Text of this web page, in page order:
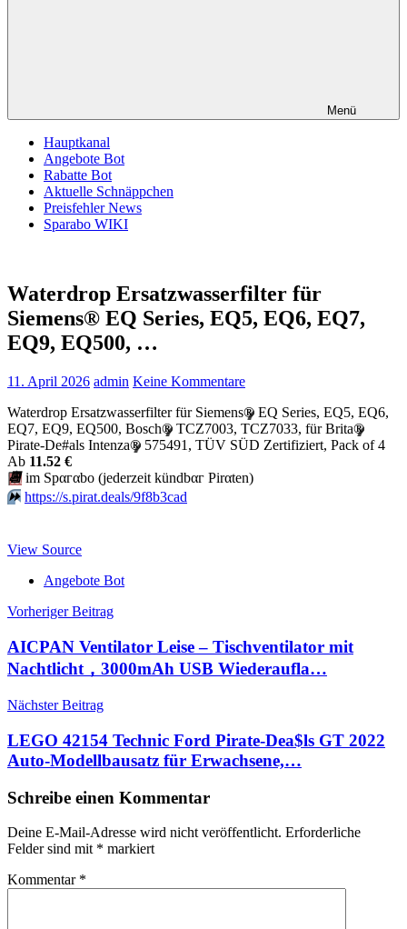
Menü
Hauptkanal
Angebote Bot
Rabatte Bot
Aktuelle Schnäppchen
Preisfehler News
Sparabo WIKI
Waterdrop Ersatzwasserfilter für
Siemens® EQ Series, EQ5, EQ6, EQ7,
EQ9, EQ500, …
11. April 2026 admin Keine Kommentare
Waterdrop Ersatzwasserfilter für Siemens® EQ Series, EQ5, EQ6,
EQ7, EQ9, EQ500, Bosch® TCZ7003, TCZ7033, für Brita®
Pirate-De#als Intenza® 575491, TÜV SÜD Zertifiziert, Pack of 4
Аb 11.52 €
📆im Spαгαbο (jеdеrzеit kündbαг Pirαten)
⏩️ https://s.pirat.deals/9f8b3cad
View Source
Angebote Bot
Beitragsnavigation
Vorheriger Beitrag
AICPAN Ventilator Leise – Tischventilator mit
Nachtlicht，3000mAh USB Wiederaufla…
Nächster Beitrag
LEGO 42154 Technic Ford Pirate-Dea$ls GT 2022
Auto-Modellbausatz für Erwachsene,…
Schreibe einen Kommentar
Deine E-Mail-Adresse wird nicht veröffentlicht. Erforderliche
Felder sind mit * markiert
Kommentar *